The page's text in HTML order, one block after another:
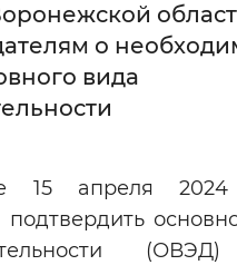
С засечками
между буквами
сайта
Инверсивный
о
вида
15 апреля 2024